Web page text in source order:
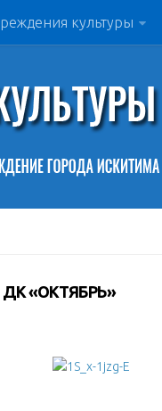
культуры
«ОКТЯБРЬ»